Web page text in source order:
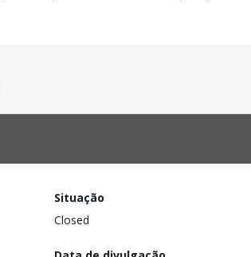
Situação
Closed